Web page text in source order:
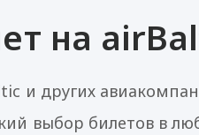
на
и других
выбор билетов в